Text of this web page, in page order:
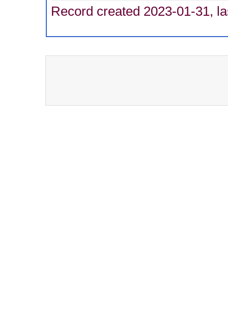
Record created 2023-01-31,